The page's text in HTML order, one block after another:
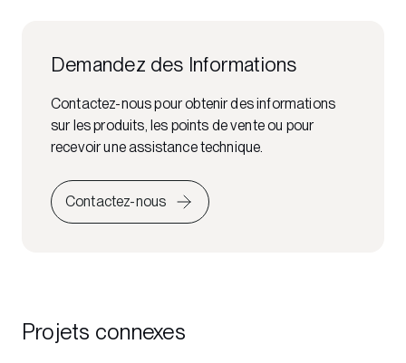
Demandez des Informations
Contactez-nous pour obtenir des informations
sur les produits, les points de vente ou pour
recevoir une assistance technique.
Contactez-nous
Projets connexes